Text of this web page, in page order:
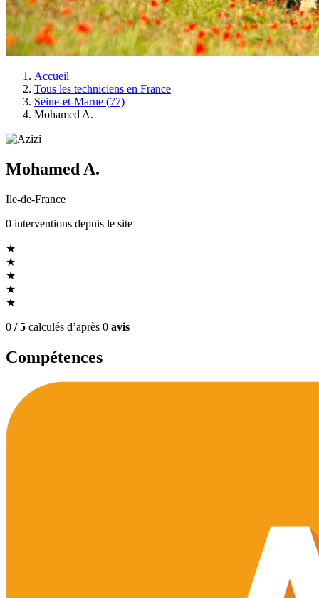
Accueil
Tous les techniciens en France
Seine-et-Marne (77)
Mohamed A.
Mohamed A.
Ile-de-France
0 interventions depuis le site
★
★
★
★
★
0 / 5 calculés d’après 0 avis
Compétences